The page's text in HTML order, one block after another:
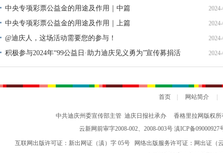
中央专项彩票公益金的用途及作用｜中篇
中央专项彩票公益金的用途及作用｜上篇
@迪庆人，这场活动需要您的参与！
积极参与2024年“99公益日·助力迪庆见义勇为”宣传募捐活
动倡议书